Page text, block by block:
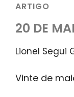
ARTIGO
20 DE
Lionel Segui
Vinte de